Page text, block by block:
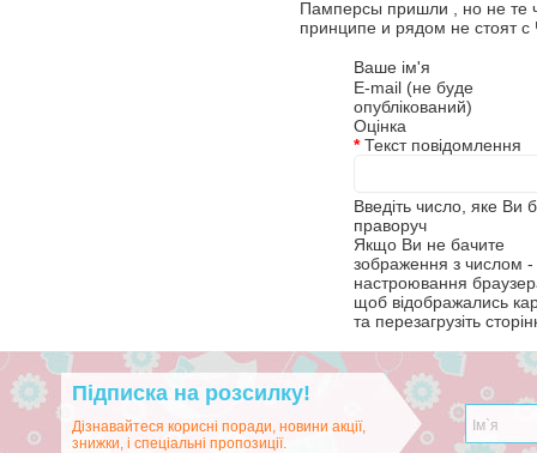
Памперсы пришли , но не те
принципе и рядом не стоят
Ваше ім'я
E-mail (не буде
опублікований)
Оцінка
*Текст повідомлення
Введіть число, яке Ви
праворуч
Якщо Ви не бачите
зображення з числом -
настроювання
щоб відображались
та перезагрузіть
Підписка на розсилку!
Дізнавайтеся корисні поради, новини акції,
знижки, і спеціальні пропозиції.